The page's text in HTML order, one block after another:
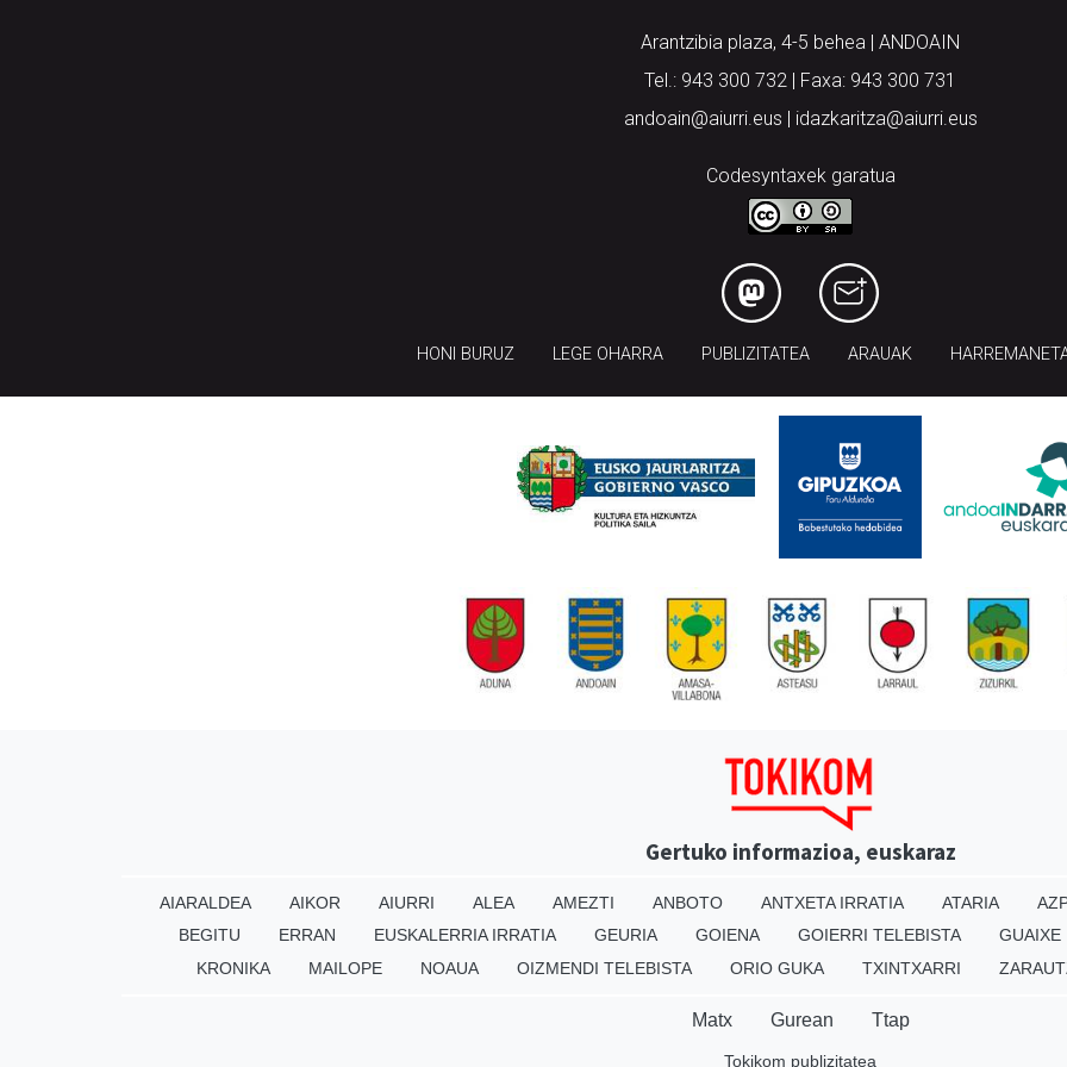
Arantzibia plaza, 4-5 behea | ANDOAIN
Tel.: 943 300 732 | Faxa: 943 300 731
andoain@aiurri.eus | idazkaritza@aiurri.eus
Codesyntaxek garatua
HONI BURUZ LEGE OHARRA PUBLIZITATEA ARAUAK
Gertuko informazioa, euskaraz
AIARALDEA AIKOR AIURRI ALEA AMEZTI ANBOTO ANTXETA IRRATIA ATARIA
BEGITU
ERRAN EUSKALERRIA IRRATIA GEURIA GOIENA GOIERRI TELEBISTA GUAIXE
KRONIKA
MAILOPE NOAUA OIZMENDI TELEBISTA ORIO GUKA TXINTXARRI
Matx Gurean Ttap
Tokikom publizitatea